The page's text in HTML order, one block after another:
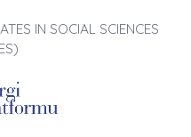
IN SOCIAL SCIENCES